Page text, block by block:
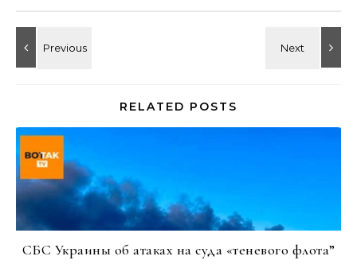
RELATED POSTS
СБС Украины об атаках на суда «теневого флота”